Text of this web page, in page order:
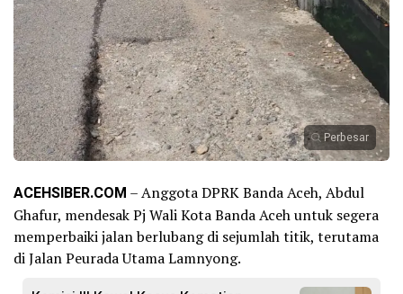
Perbesar
ACEHSIBER.COM – Anggota DPRK Banda Aceh, Abdul
Ghafur, mendesak Pj Wali Kota Banda Aceh untuk segera
memperbaiki jalan berlubang di sejumlah titik, terutama
di Jalan Peurada Utama Lamnyong.